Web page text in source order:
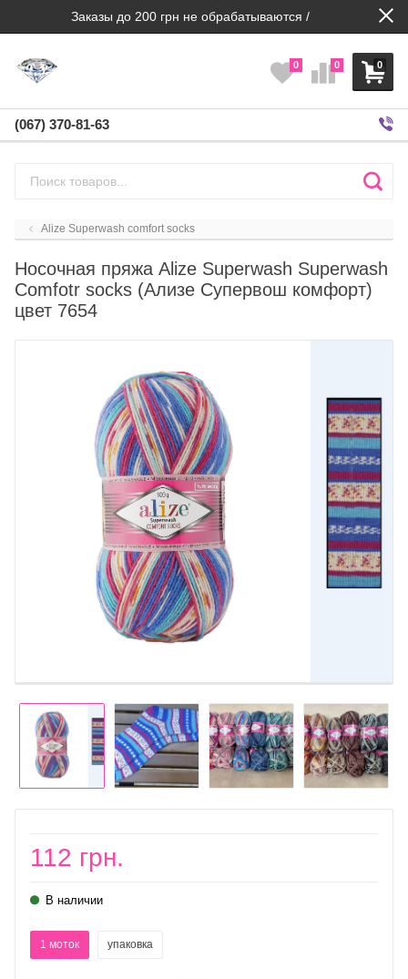
Заказы до 200 грн не обрабатываются /
0
0 0
(067) 370-81-63
Alize Superwash comfort socks
Носочная пряжа Alize Superwash Superwash
Comfotr socks (Ализе Супервош комфорт)
цвет 7654
112 грн.
В наличии
1 моток упаковка